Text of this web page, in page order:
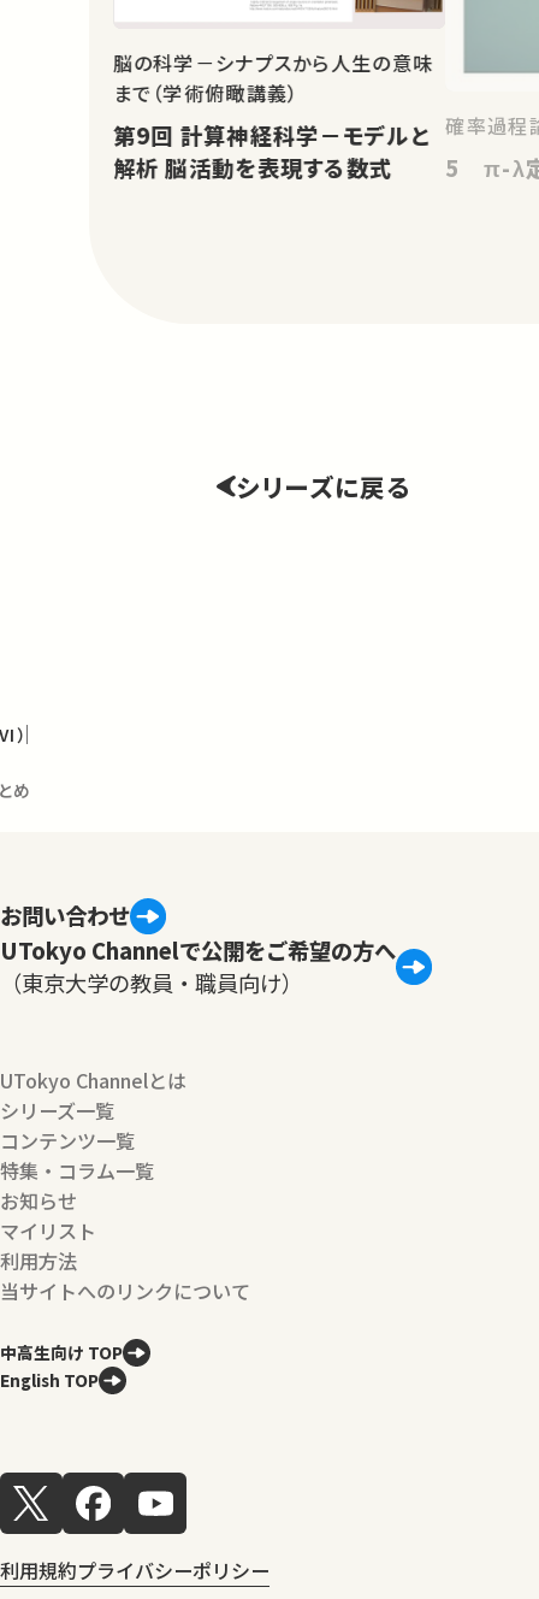
脳の科学－シナプスから人生の意味
まで（学術俯瞰講義）
第9回 計算神経科学－モデルと
解析 脳活動を表現する数式
確率過程
5 π-λ
シリーズに戻る
）
め
お問い合わせ
UTokyo Channelで公開をご希望の方へ
（東京大学の教員・職員向け）
UTokyo Channelとは
シリーズ一覧
コンテンツ一覧
特集・コラム一覧
お知らせ
マイリスト
利用方法
当サイトへのリンクについて
中高生向け TOP
English TOP
利用規約プライバシーポリシー